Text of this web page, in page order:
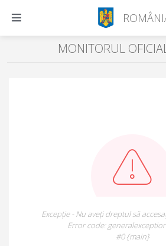
MONITORUL
Excepție - Nu aveți dreptul să
Error code:
#0 {main}